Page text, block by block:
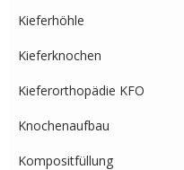
Kieferhöhle
Kieferknochen
Kieferorthopädie KFO
Knochenaufbau
Kompositfüllung